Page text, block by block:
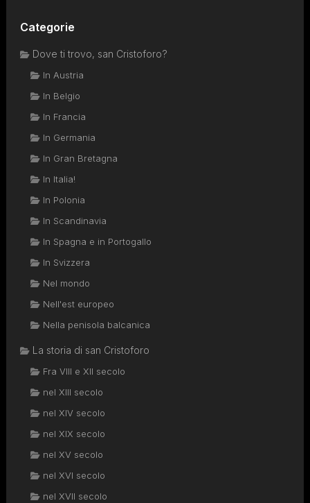
Categorie
Dove ti trovo, san Cristoforo?
In Austria
In Belgio
In Francia
In Germania
In Gran Bretagna
In Italia!
In Polonia
In Scandinavia
In Spagna e in Portogallo
In Svizzera
Nel mondo
Nell'est europeo
Nella penisola balcanica
La storia di san Cristoforo
Fra VIII e XII secolo
nel XIII secolo
nel XIV secolo
nel XIX secolo
nel XV secolo
nel XVI secolo
nel XVII secolo